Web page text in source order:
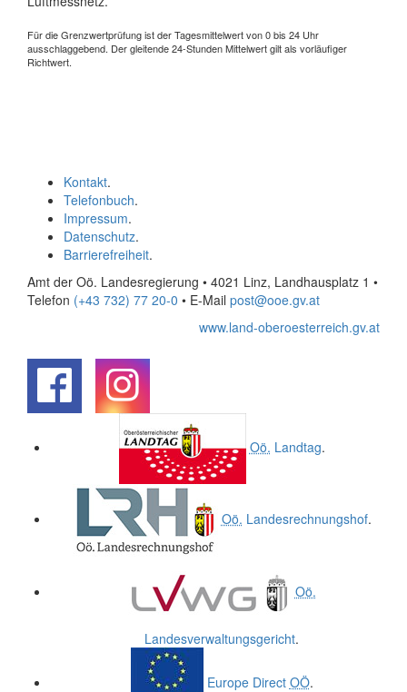
Für die Grenzwertprüfung ist der Tagesmittelwert von 0 bis 24 Uhr
ausschlaggebend. Der gleitende 24-Stunden Mittelwert gilt als vorläufiger
Richtwert.
Kontakt.
Telefonbuch.
Impressum.
Datenschutz.
Barrierefreiheit.
Amt der Oö. Landesregierung • 4021 Linz, Landhausplatz 1 •
Telefon (+43 732) 77 20-0 • E-Mail post@ooe.gv.at
www.land-oberoesterreich.gv.at
Oö. Landtag.
Oö. Landesrechnungshof.
Oö.
Landesverwaltungsgericht.
Europe Direct OÖ.